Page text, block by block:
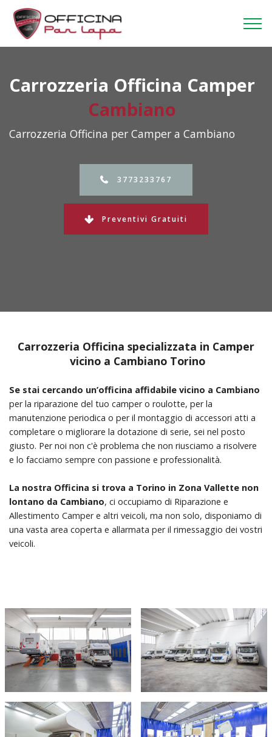
Carrozzeria Officina Camper
Cambiano
Carrozzeria Officina per Camper a Cambiano
3773233767
Preventivi Gratuiti
Carrozzeria Officina specializzata in Camper
vicino a Cambiano Torino
Se stai cercando un’officina affidabile vicino a Cambiano
per la riparazione del tuo camper o roulotte, per la
manutenzione periodica o per il montaggio di accessori atti a
completare o migliorare la dotazione di serie, sei nel posto
giusto. Per noi non c'è problema che non riusciamo a risolvere
e lo facciamo sempre con passione e professionalità.
La nostra Officina si trova a Torino in Zona Vallette non
lontano da Cambiano, ci occupiamo di Riparazione e
Allestimento Camper e altri veicoli, ma non solo, disponiamo di
una vasta area coperta e allarmata per il rimessaggio dei vostri
veicoli.